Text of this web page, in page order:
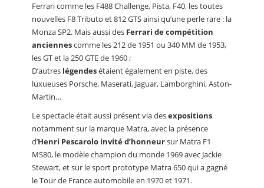
Ferrari comme les F488 Challenge, Pista, F40, les toutes
nouvelles F8 Tributo et 812 GTS ainsi qu’une perle rare : la
Monza SP2. Mais aussi des Ferrari de compétition
anciennescomme les 212 de 1951 ou 340 MM de 1953,
les GT et la 250 GTE de 1960 ;
D’autres légendesétaient également en piste, des
luxueuses Porsche, Maserati, Jaguar, Lamborghini, Aston-
Martin…
Le spectacle était aussi présent via desexpositions
notamment sur la marque Matra, avec la présence
d’Henri Pescarolo invité d’honneursur Matra F1
MS80, le modèle champion du monde 1969 avec Jackie
Stewart, et sur le sport prototype Matra 650 qui a gagné
le Tour de France automobile en 1970 et 1971.